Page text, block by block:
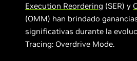
Execution Reordering (SER) y
(OMM) han brindado
significativas durante la
Tracing: Overdrive Mode.